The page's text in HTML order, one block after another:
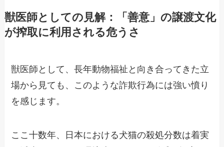
獣医師としての見解：「善意」の譲渡文化
が搾取に利用される危うさ
獣医師として、長年動物福祉と向き合ってきた立
場から見ても、このような詐欺行為には強い憤り
を感じます。
ここ十数年、日本における犬猫の殺処分数は着実